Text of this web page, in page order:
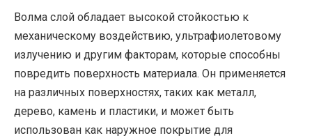
Волма слой обладает высокой стойкостью к
механическому воздействию, ультрафиолетовому
излучению и другим факторам, которые способны
повредить поверхность материала. Он применяется
на различных поверхностях, таких как металл,
дерево, камень и пластики, и может быть
использован как наружное покрытие для